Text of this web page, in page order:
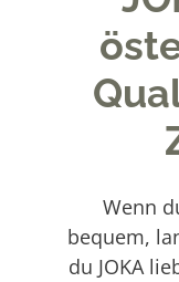
Wenn
bequem,
du JOKA